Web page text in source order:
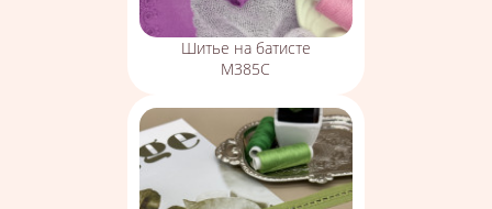
Шитье на батисте
М385С